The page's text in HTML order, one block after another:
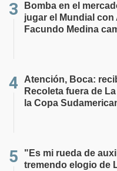
Bomba en el
jugar el Mundial con
Facundo Medina
Atención, Boca:
Recoleta fuera de
la Copa
"Es mi rueda de
tremendo elogio de